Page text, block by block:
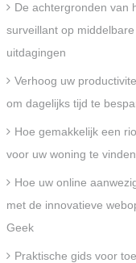
De achtergronden van
surveillant op
uitdagingen
Verhoog uw
om dagelijks tijd te
Hoe gemakkelijk een
voor uw woning te vinden
Hoe uw online
met de innovatieve
Geek
Praktische gids voor